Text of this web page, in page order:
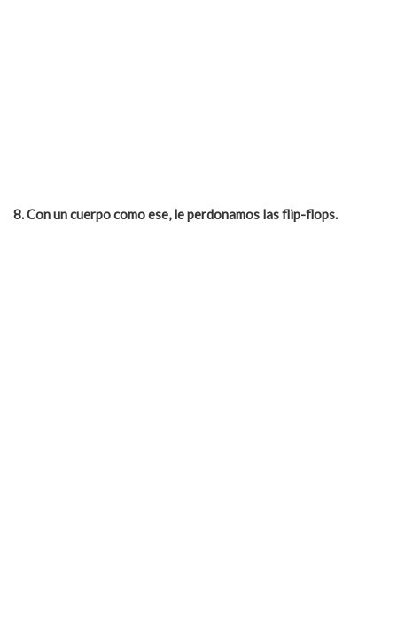
8.Con un cuerpo como ese, le perdonamos las flip-flops.